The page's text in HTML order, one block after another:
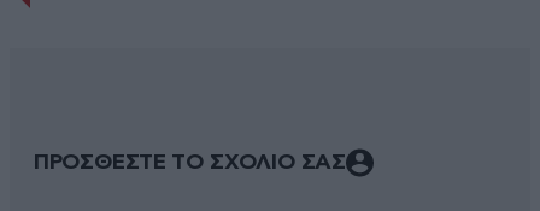
ΠΡΟΣΘΕΣΤΕ ΤΟ ΣΧΟΛΙΟ ΣΑΣ